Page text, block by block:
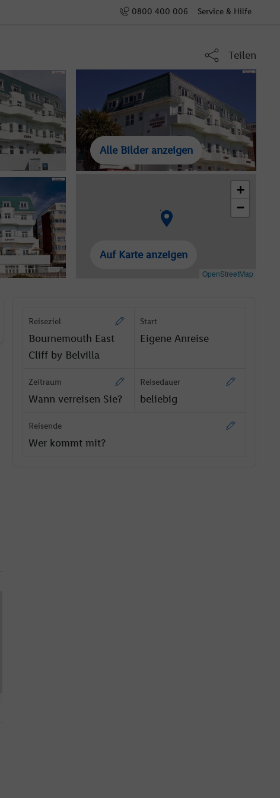
0800 400 006 Service & Hilfe
Teilen
Alle Bilder anzeigen
+
−
OpenStreetMap
Auf Karte anzeigen
Reiseziel
Bournemouth East
Cliff by Belvilla
Start
Eigene Anreise
Zeitraum
Wann verreisen Sie?
Reisedauer
beliebig
Reisende
Wer kommt mit?